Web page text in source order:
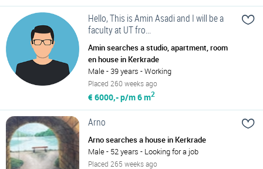
Hello, This is Amin Asadi and I will be a
faculty at UT fro...
Amin searches a studio, apartment, room
en house in Kerkrade
Male - 39 years - Working
Placed 260 weeks ago
€ 6000,- p/m6 m2
Arno
Arno searches a house in Kerkrade
Male - 52 years - Looking for a job
Placed 265 weeks ago